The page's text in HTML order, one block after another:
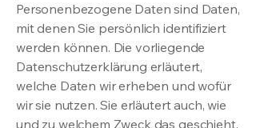
Personenbezogene Daten sind Daten,
mit denen Sie persönlich identifiziert
werden können. Die vorliegende
Datenschutzerklärung erläutert,
welche Daten wir erheben und wofür
wir sie nutzen. Sie erläutert auch, wie
und zu welchem Zweck das geschieht.